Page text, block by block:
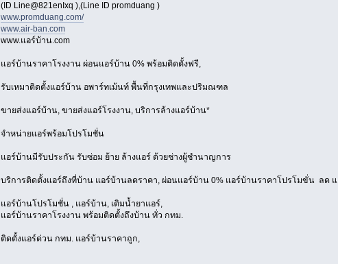
(ID Line@821enIxq ),(Line ID promduang )
www.promduang.com/
www.air-ban.com
www.แอร์บ้าน.com
แอร์บ้านราคาโรงงาน ผ่อนแอร์บ้าน 0% พร้อมติดตั้งฟรี,
รับเหมาติดตั้งแอร์บ้าน อพาร์ทเม้นท์ พื้นที่กรุงเทพและปริมณฑล
ขายส่งแอร์บ้าน, ขายส่งแอร์โรงงาน, บริการล้างแอร์บ้าน*
จำหน่ายแอร์พร้อมโปรโมชั่น
แอร์บ้านมีรับประกัน รับซ่อม ย้าย ล้างแอร์ ด้วยช่างผู้ชำนาญการ
บริการติดตั้งแอร์ถึงที่บ้าน แอร์บ้านลดราคา, ผ่อนแอร์บ้าน 0% แอร์บ้านราคาโปรโมขั่น ลด
แอร์บ้านโปรโมชั่น , แอร์บ้าน, เติมน้ำยาแอร์,
แอร์บ้านราคาโรงงาน พร้อมติดตั้งถึงบ้าน ทั่ว กทม.
ติดตั้งแอร์ด่วน กทม. แอร์บ้านราคาถูก,